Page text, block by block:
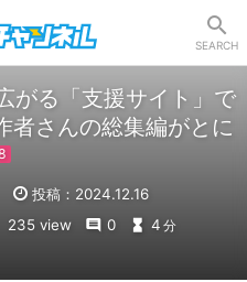
SEARCH
がる「支援サイト」で
者さんの総集編がとに
投稿：2024.12.16
235 view 0 4 分